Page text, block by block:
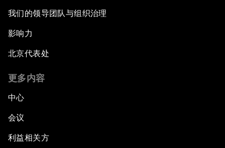
我们的领导团队与组织治理
影响力
北京代表处
更多内容
中心
会议
利益相关方